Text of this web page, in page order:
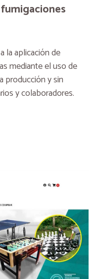
la aplicación de
mediante el uso de
producción y sin
y colaboradores.